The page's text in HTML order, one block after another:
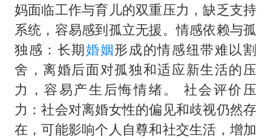
妈面临工作与育儿的双重压力，缺乏支持
系统，容易感到孤立无援。情感依赖与孤
独感：长期婚姻形成的情感纽带难以割
舍，离婚后面对孤独和适应新生活的压
力，容易产生后悔情绪。 社会评价压
力：社会对离婚女性的偏见和歧视仍然存
在，可能影响个人自尊和社交生活，增加